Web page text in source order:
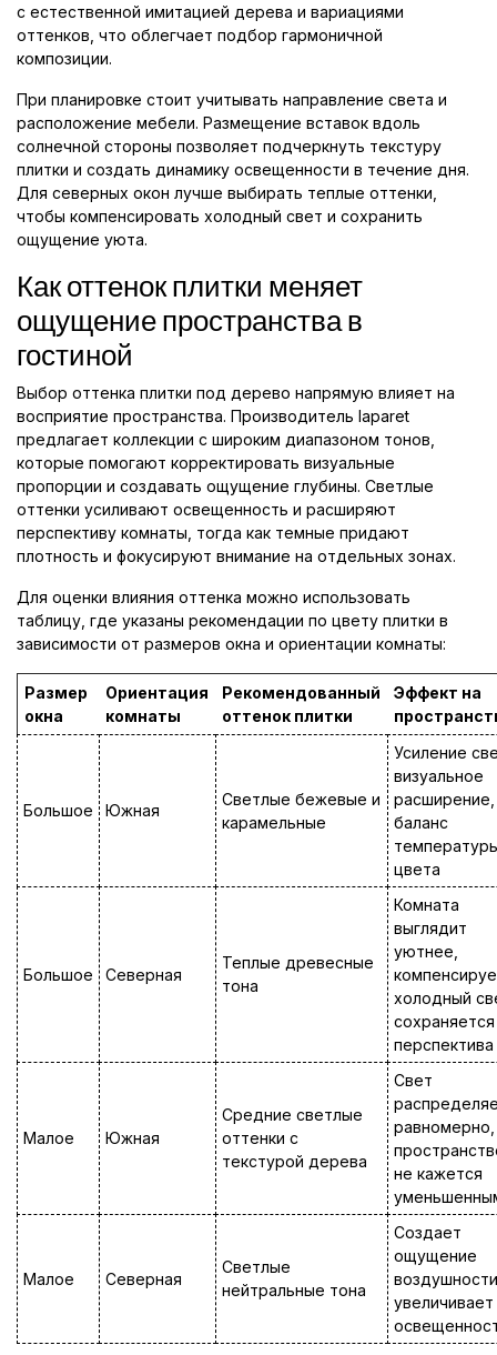
с естественной имитацией дерева и вариациями
оттенков, что облегчает подбор гармоничной
композиции.
При планировке стоит учитывать направление света и
расположение мебели. Размещение вставок вдоль
солнечной стороны позволяет подчеркнуть текстуру
плитки и создать динамику освещенности в течение дня.
Для северных окон лучше выбирать теплые оттенки,
чтобы компенсировать холодный свет и сохранить
ощущение уюта.
Как оттенок плитки меняет
ощущение пространства в
гостиной
Выбор оттенка плитки под дерево напрямую влияет на
восприятие пространства. Производитель laparet
предлагает коллекции с широким диапазоном тонов,
которые помогают корректировать визуальные
пропорции и создавать ощущение глубины. Светлые
оттенки усиливают освещенность и расширяют
перспективу комнаты, тогда как темные придают
плотность и фокусируют внимание на отдельных зонах.
Для оценки влияния оттенка можно использовать
таблицу, где указаны рекомендации по цвету плитки в
зависимости от размеров окна и ориентации комнаты:
Размер
окна
Ориентация
комнаты
Рекомендованный
оттенок плитки
Эффект на
Большое Южная
Светлые бежевые и
карамельные
Усиление
визуальное
расширение,
баланс
цвета
Большое Северная
Теплые древесные
тона
Комната
выглядит
уютнее,
холодный
сохраняется
перспектива
Малое Южная
Средние светлые
оттенки с
текстурой дерева
Свет
равномерно,
не кажется
Малое Северная
Светлые
нейтральные тона
Создает
ощущение
увеличивает